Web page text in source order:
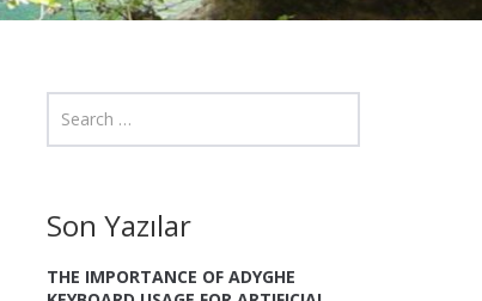
Son Yazılar
THE IMPORTANCE OF ADYGHE